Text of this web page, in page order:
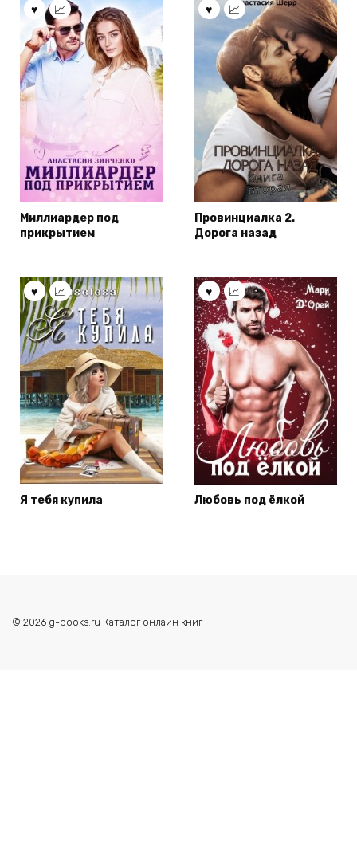
Миллиардер под
прикрытием
Провинциалка 2.
Дорога назад
Я тебя купила Любовь под ёлкой
© 2026 g-books.ru Каталог онлайн книг